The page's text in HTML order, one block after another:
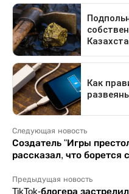
Следующая новость
Создатель "Игры
рассказал, что борется
Предыдущая новость
TikTok-блогера